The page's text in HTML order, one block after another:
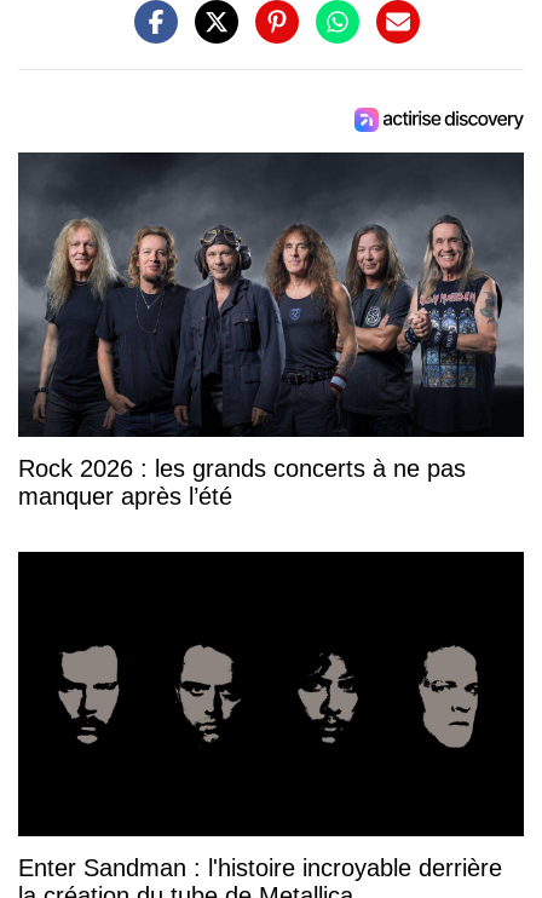
Rock 2026 : les grands concerts à ne pas
manquer après l’été
Enter Sandman : l'histoire incroyable derrière